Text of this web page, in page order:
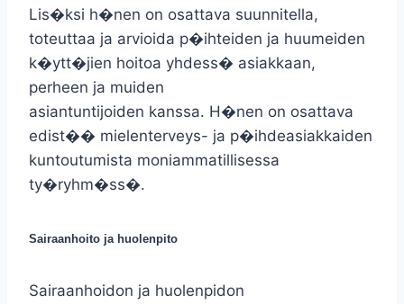
Lis�ksi h�nen on osattava suunnitella,
toteuttaa ja arvioida p�ihteiden ja huumeiden
k�ytt�jien hoitoa yhdess� asiakkaan,
perheen ja muiden
asiantuntijoiden kanssa. H�nen on osattava
edist�� mielenterveys- ja p�ihdeasiakkaiden
kuntoutumista moniammatillisessa
ty�ryhm�ss�.
Sairaanhoito ja huolenpito
Sairaanhoidon ja huolenpidon